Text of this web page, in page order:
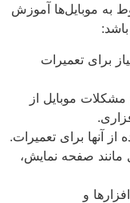
به موبایل‌ها آموزش
برای تعمیرات
موبایل از
از آنها برای تعمیرات.
صفحه نمایش،
و